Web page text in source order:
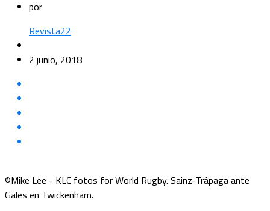
por
Revista22
2 junio, 2018
©Mike Lee - KLC fotos for World Rugby. Sainz-Trápaga ante
Gales en Twickenham.